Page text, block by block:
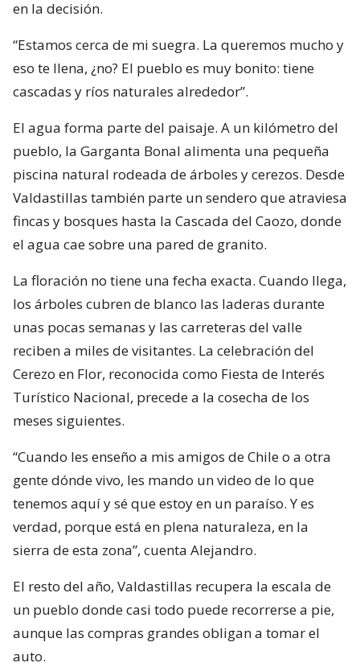
en la decisión.
“Estamos cerca de mi suegra. La queremos mucho y
eso te llena, ¿no? El pueblo es muy bonito: tiene
cascadas y ríos naturales alrededor”.
El agua forma parte del paisaje. A un kilómetro del
pueblo, la Garganta Bonal alimenta una pequeña
piscina natural rodeada de árboles y cerezos. Desde
Valdastillas también parte un sendero que atraviesa
fincas y bosques hasta la Cascada del Caozo, donde
el agua cae sobre una pared de granito.
La floración no tiene una fecha exacta. Cuando llega,
los árboles cubren de blanco las laderas durante
unas pocas semanas y las carreteras del valle
reciben a miles de visitantes. La celebración del
Cerezo en Flor, reconocida como Fiesta de Interés
Turístico Nacional, precede a la cosecha de los
meses siguientes.
“Cuando les enseño a mis amigos de Chile o a otra
gente dónde vivo, les mando un video de lo que
tenemos aquí y sé que estoy en un paraíso. Y es
verdad, porque está en plena naturaleza, en la
sierra de esta zona”, cuenta Alejandro.
El resto del año, Valdastillas recupera la escala de
un pueblo donde casi todo puede recorrerse a pie,
aunque las compras grandes obligan a tomar el
auto.